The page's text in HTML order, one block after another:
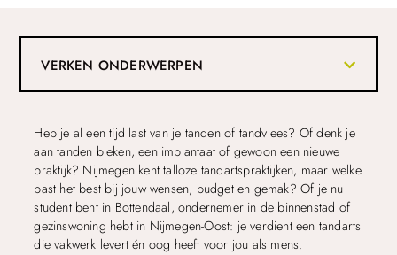
Heb je al een tijd last van je tanden of tandvlees? Of denk je
aan tanden bleken, een implantaat of gewoon een nieuwe
praktijk? Nijmegen kent talloze tandartspraktijken, maar welke
past het best bij jouw wensen, budget en gemak? Of je nu
student bent in Bottendaal, ondernemer in de binnenstad of
gezinswoning hebt in Nijmegen-Oost: je verdient een tandarts
die vakwerk levert én oog heeft voor jou als mens.
VERKEN ONDERWERPEN